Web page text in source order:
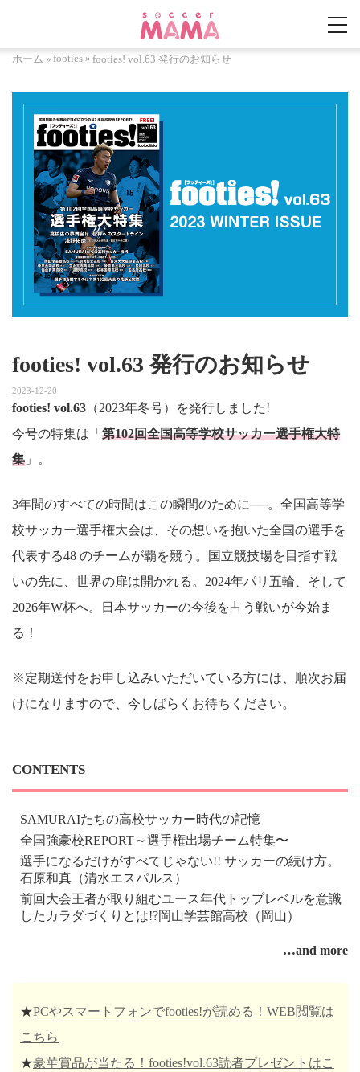
ホーム » footies » footies! vol.63 発行のお知らせ
footies! vol.63 発行のお知らせ
2023-12-20
footies! vol.63 （2023年冬号）を発行しました!
今号の特集は「 第102回全国高等学校サッカー選手権大特
集 」。
3年間のすべての時間はこの瞬間のために──。全国高等学
校サッカー選手権大会は、その想いを抱いた全国の選手を
代表する48 のチームが覇を競う。国立競技場を目指す戦
いの先に、世界の扉は開かれる。2024年パリ五輪、そして
2026年W杯へ。日本サッカーの今後を占う戦いが今始ま
る！
※定期送付をお申し込みいただいている方には、順次お届
けになりますので、今しばらくお待ちください。
CONTENTS
SAMURAIたちの高校サッカー時代の記憶
全国強豪校REPORT～選手権出場チーム特集〜
選手になるだけがすべてじゃない!! サッカーの続け方。
石原和真（清水エスパルス）
前回大会王者が取り組むユース年代トップレベルを意識
したカラダづくりとは!?岡山学芸館高校（岡山）
…and more
★PCやスマートフォンでfooties!が読める！WEB閲覧は
こちら
★豪華賞品が当たる！footies!vol.63読者プレゼントはこ